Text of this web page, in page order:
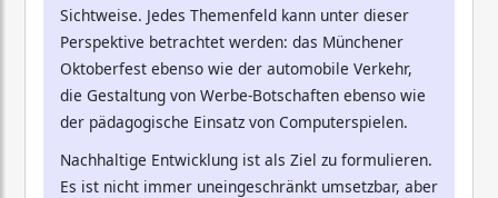
Sichtweise. Jedes Themenfeld kann unter dieser
Perspektive betrachtet werden: das Münchener
Oktoberfest ebenso wie der automobile Verkehr,
die Gestaltung von Werbe-Botschaften ebenso wie
der pädagogische Einsatz von Computerspielen.
Nachhaltige Entwicklung ist als Ziel zu formulieren.
Es ist nicht immer uneingeschränkt umsetzbar, aber